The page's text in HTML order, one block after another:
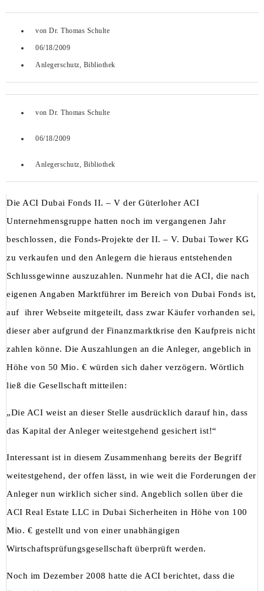
von Dr. Thomas Schulte
06/18/2009
Anlegerschutz, Bibliothek
von Dr. Thomas Schulte
06/18/2009
Anlegerschutz, Bibliothek
Die ACI Dubai Fonds II. – V der Güterloher ACI
Unternehmensgruppe hatten noch im vergangenen Jahr
beschlossen, die Fonds-Projekte der II. – V. Dubai Tower KG
zu verkaufen und den Anlegern die hieraus entstehenden
Schlussgewinne auszuzahlen. Nunmehr hat die ACI, die nach
eigenen Angaben Marktführer im Bereich von Dubai Fonds ist,
auf ihrer Webseite mitgeteilt, dass zwar Käufer vorhanden sei,
dieser aber aufgrund der Finanzmarktkrise den Kaufpreis nicht
zahlen könne. Die Auszahlungen an die Anleger, angeblich in
Höhe von 50 Mio. € würden sich daher verzögern. Wörtlich
ließ die Gesellschaft mitteilen:
„Die ACI weist an dieser Stelle ausdrücklich darauf hin, dass
das Kapital der Anleger weitestgehend gesichert ist!“
Interessant ist in diesem Zusammenhang bereits der Begriff
weitestgehend, der offen lässt, in wie weit die Forderungen der
Anleger nun wirklich sicher sind. Angeblich sollen über die
ACI Real Estate LLC in Dubai Sicherheiten in Höhe von 100
Mio. € gestellt und von einer unabhängigen
Wirtschaftsprüfungsgesellschaft überprüft werden.
Noch im Dezember 2008 hatte die ACI berichtet, dass die